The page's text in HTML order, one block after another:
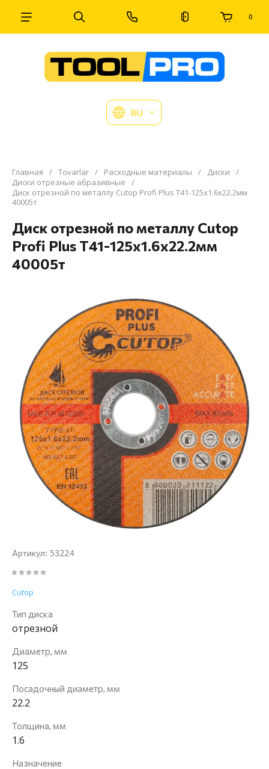
RU
0
Главная / Tovarlar / Расходные материалы / Диски
/
Диски отрезные абразивные
/
Диск отрезной по металлу Cutop Profi Plus Т41-125х1.6х22.2мм
40005т
Диск отрезной по металлу Cutop
Profi Plus Т41-125х1.6х22.2мм
40005т
Артикул: 53224
Cutop
Тип диска
отрезной
Диаметр, мм
125
Посадочный диаметр, мм
22.2
Толщина, мм
1.6
Назначение